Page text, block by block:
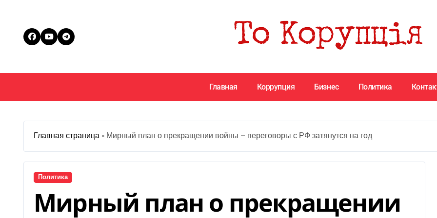
Главная Коррупция Бизнес Политика
Главная страница » Мирный план о прекращении войны — переговоры с РФ затянутся на год
Политика
Мирный план о прекращении